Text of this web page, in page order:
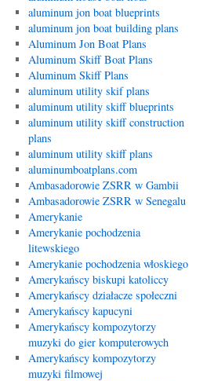
aluminum jon boat blueprints
aluminum jon boat building plans
Aluminum Jon Boat Plans
Aluminum Skiff Boat Plans
Aluminum Skiff Plans
aluminum utility skif plans
aluminum utility skiff blueprints
aluminum utility skiff construction
plans
aluminum utility skiff plans
aluminumboatplans.com
Ambasadorowie ZSRR w Gambii
Ambasadorowie ZSRR w Senegalu
Amerykanie
Amerykanie pochodzenia
litewskiego
Amerykanie pochodzenia włoskiego
Amerykańscy biskupi katoliccy
Amerykańscy działacze społeczni
Amerykańscy kapucyni
Amerykańscy kompozytorzy
muzyki do gier komputerowych
Amerykańscy kompozytorzy
muzyki filmowej